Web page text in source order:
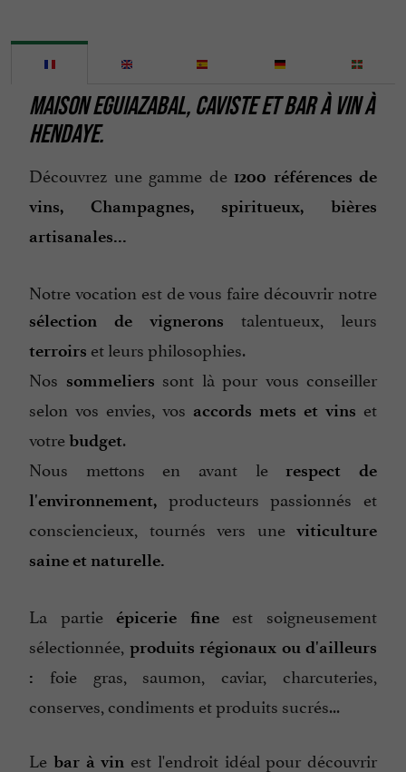
MAISON EGUIAZABAL, CAVISTE ET BAR À VIN À
HENDAYE.
Découvrez une gamme de1200 références de
vins, Champagnes, spiritueux, bières
artisanales...
Notre vocation est de vous faire découvrir notre
sélection de vignerons talentueux, leurs
terroirs et leurs philosophies.
Nos sommeliers sont là pour vous conseiller
selon vos envies, vos accords mets et vins et
votrebudget.
Nous mettons en avant le
respect de
l'environnement, producteurs passionnés et
consciencieux, tournés vers une viticulture
saine et naturelle.
La partieépicerie fine est soigneusement
sélectionnée, produits régionaux ou d'ailleurs
:
foie gras, saumon, caviar, charcuteries,
conserves, condiments et produits sucrés...
Le bar à vin est l'endroit idéal pour découvrir